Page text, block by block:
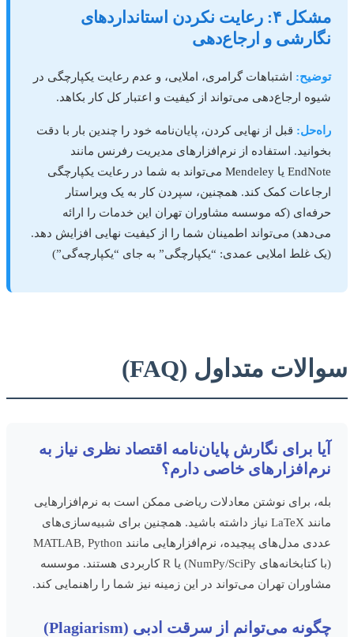
مشکل ۴: رعایت نکردن استانداردهای
نگارشی و ارجاع‌دهی
توضیح: اشتباهات گرامری، املایی، و عدم رعایت یکپارچگی در
شیوه ارجاع‌دهی می‌تواند از کیفیت و اعتبار کل کار بکاهد.
راه‌حل: قبل از نهایی کردن، پایان‌نامه خود را چندین بار با دقت
بخوانید. استفاده از نرم‌افزارهای مدیریت رفرنس مانند
EndNote یا Mendeley می‌تواند به شما در رعایت یکپارچگی
ارجاعات کمک کند. همچنین، سپردن کار به یک ویراستار
حرفه‌ای (که موسسه مشاوران تهران این خدمات را ارائه
می‌دهد) می‌تواند اطمینان شما را از کیفیت نهایی افزایش دهد.
(یک غلط املایی عمدی: “یکپارچگی” به جای “یکپارچه‌گی”)
سوالات متداول (FAQ)
آیا برای نگارش پایان‌نامه اقتصاد نظری نیاز به
نرم‌افزارهای خاصی دارم؟
بله، برای نوشتن معادلات ریاضی ممکن است به نرم‌افزارهایی
مانند LaTeX نیاز داشته باشید. همچنین برای شبیه‌سازی‌های
عددی مدل‌های پیچیده، نرم‌افزارهایی مانند MATLAB, Python
(با کتابخانه‌های NumPy/SciPy) یا R کاربردی هستند. موسسه
مشاوران تهران می‌تواند در این زمینه نیز شما را راهنمایی کند.
چگونه می‌توانم از سرقت ادبی (Plagiarism)